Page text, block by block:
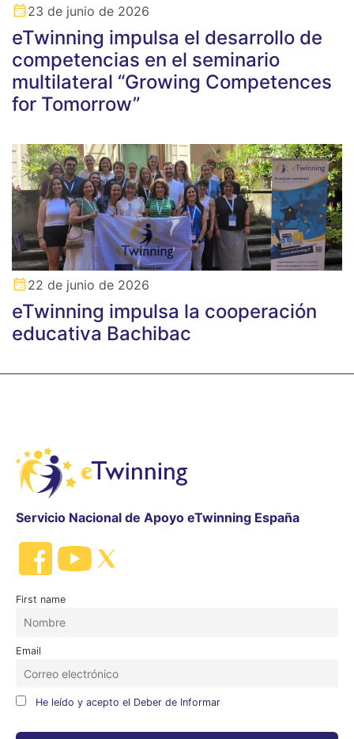
23 de junio de 2026
eTwinning impulsa el desarrollo de
competencias en el seminario
multilateral “Growing Competences
for Tomorrow”
22 de junio de 2026
eTwinning impulsa la cooperación
educativa Bachibac
Servicio Nacional de Apoyo eTwinning España
First name
Email
He leído y acepto el Deber de Informar